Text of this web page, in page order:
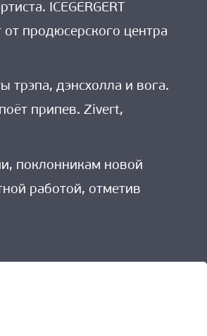
ICEGERGERT
продюсерского центра
трэпа, дэнсхолла и вога.
припев. Zivert,
поклонникам новой
работой, отметив